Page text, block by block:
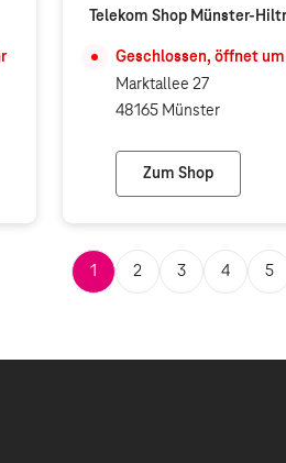
Telekom Shop Münster-
Geschlossen, öffnet um
Marktallee 27
48165 Münster
Zum Shop
Telekom Shop
1 2 3 4 5